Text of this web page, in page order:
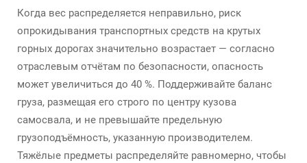
Когда вес распределяется неправильно, риск
опрокидывания транспортных средств на крутых
горных дорогах значительно возрастает — согласно
отраслевым отчётам по безопасности, опасность
может увеличиться до 40 %. Поддерживайте баланс
груза, размещая его строго по центру кузова
самосвала, и не превышайте предельную
грузоподъёмность, указанную производителем.
Тяжёлые предметы распределяйте равномерно, чтобы